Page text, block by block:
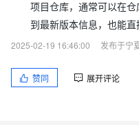
项目仓库，通常可以在
到最新版本信息，也能直
2025-02-19 16:46:00
发布于宁
赞同 展开评论